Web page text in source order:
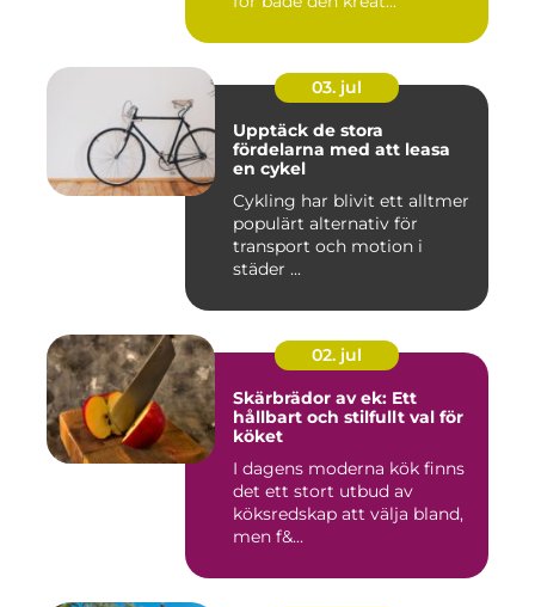
03. jul
Upptäck de stora
fördelarna med att leasa
en cykel
Cykling har blivit ett alltmer
populärt alternativ för
transport och motion i
städer ...
02. jul
Skärbrädor av ek: Ett
hållbart och stilfullt val för
köket
I dagens moderna kök finns
det ett stort utbud av
köksredskap att välja bland,
men f&...